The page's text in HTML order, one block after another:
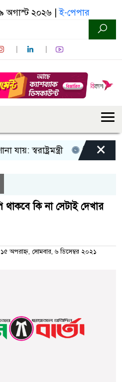
অগাস্ট ২০২৬ |ই-পেপার
স্বরাষ্ট্রমন্ত্রী তিন দিনের
×
কি না সেটাই দেখার
অপরাহ্ন, সোমবার, ৬ ডিসেম্বর ২০২১